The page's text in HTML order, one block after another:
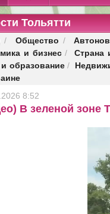
Тольятти
/ Общество /
и бизнес/
Страна
образование/
8:52
В зеленой зоне